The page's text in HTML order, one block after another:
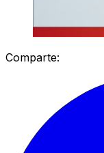
Comparte: